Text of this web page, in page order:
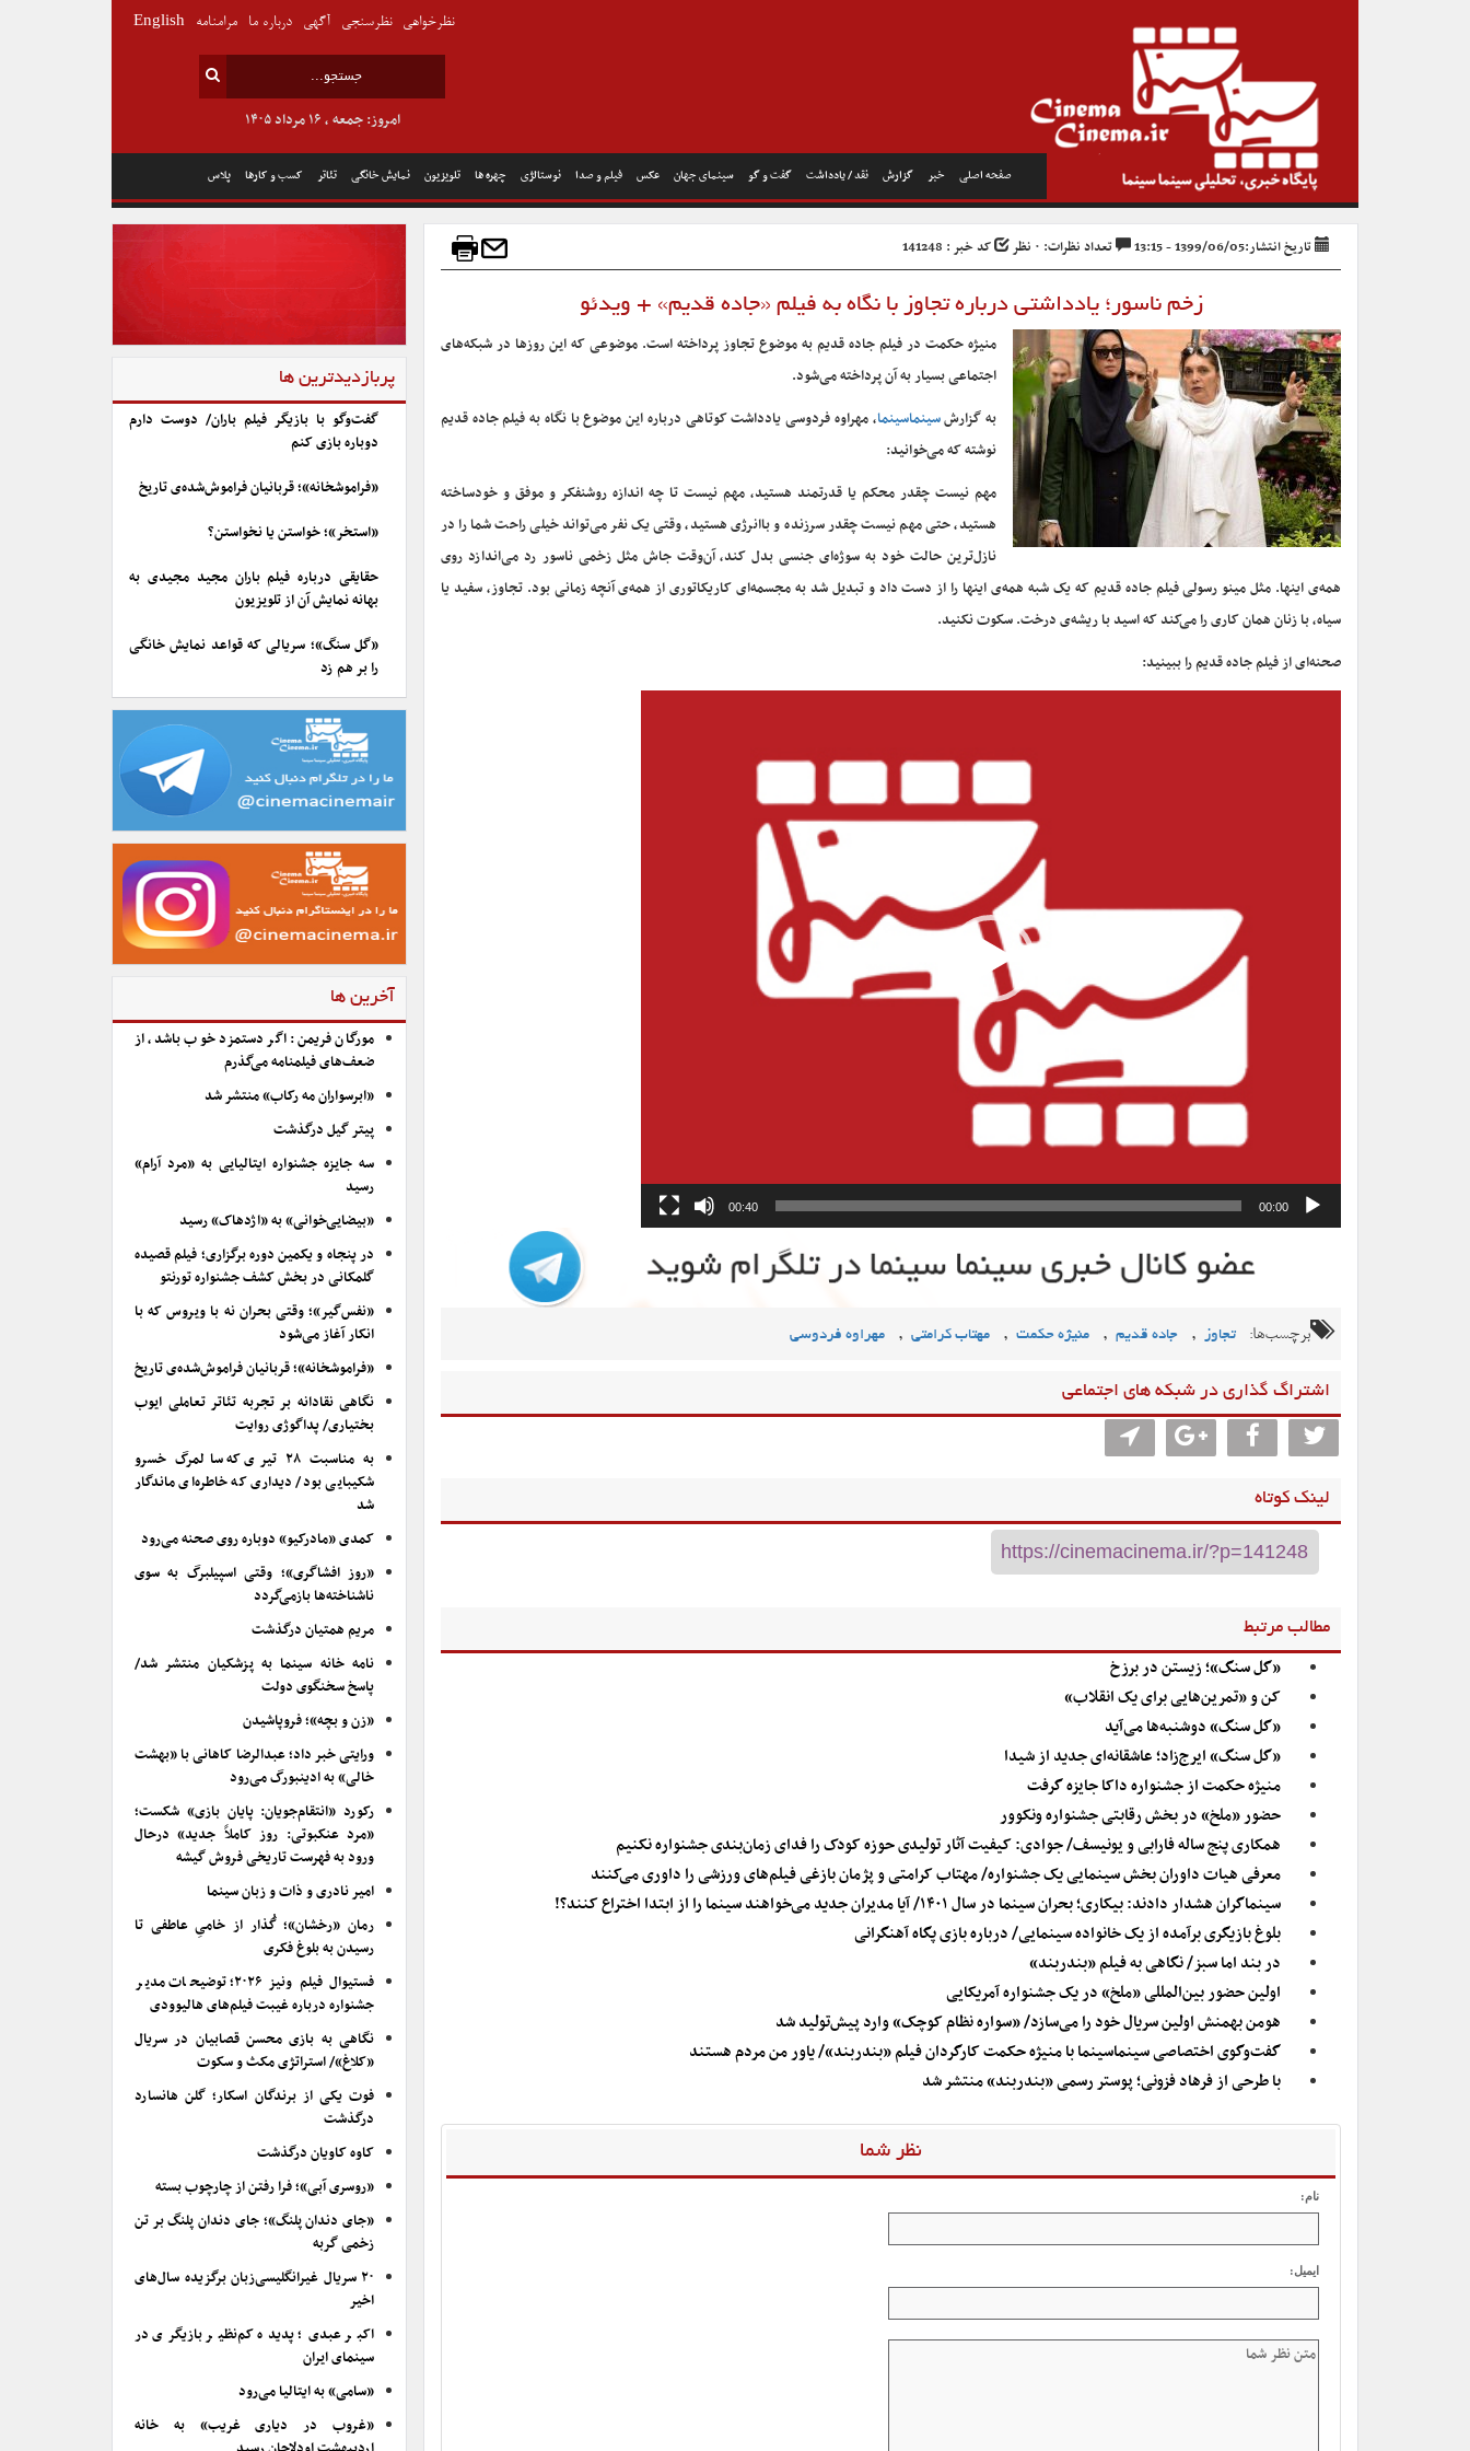
صفحه اصلی خبر گزارش نقد / یادداشت گفت و گو سینمای جهان عکس فیلم و صدا نوستالژی چهره ها تلویزیون نمایش خانگی تئاتر کسب و کارها پلاس
امروز: جمعه , ۱۶ مرداد ۱۴۰۵
نظرخواهی نظرسنجی آگهی درباره ما مرامنامه English
تاریخ انتشار:1399/06/05 - 13:15 تعداد نظرات: ۰ نظر کد خبر : 141248
زخم ناسور؛ یادداشتی درباره تجاوز با نگاه به فیلم «جاده قدیم» + ویدئو
منیژه حکمت در فیلم جاده قدیم به موضوع تجاوز پرداخته است. موضوعی که این روزها در شبکه‌های
اجتماعی بسیار به آن پرداخته می‌شود.
به گزارشسینماسینما، مهراوه فردوسی یادداشت کوتاهی درباره این موضوع با نگاه به فیلم جاده قدیم
نو‌شته که می‌خوانید:
مهم نیست چقدر محکم یا قدرتمند هستید، مهم نیست تا چه اندازه روشنفکر و موفق و خودساخته
هستید، حتی مهم نیست چقدر سرزنده و باانرژی هستید، وقتی یک نفر می‌تواند خیلی راحت شما را در
نازل‌ترین حالت خود به سوژه‌ای جنسی بدل کند، آن‌وقت جاش مثل زخمی ناسور رد می‌اندازد روی
همه‌ی اینها. مثل مینو رسولی فیلم جاده قدیم که یک شبه همه‌ی اینها را از دست داد و تبدیل شد به مجسمه‌ای کاریکاتوری از همه‌ی آنچه زمانی بود. تجاوز، سفید یا
سیاه، با زنان همان کاری را می‌کند که اسید با ریشه‌ی درخت. سکوت نکنید.
صحنه‌ای از فیلم جاده قدیم را ببینید:
00:00
00:40
برچسب‌ها: تجاوز , جاده قدیم , منیژه حکمت , مهتاب کرامتی , مهراوه فردوسی
اشتراگ گذاری در شبکه های اجتماعی
لینک کوتاه
مطالب مرتبط
«گل سنگ»؛ زیستن در برزخ
کن و «تمرین‌هایی برای یک انقلاب»
«گل سنگ» دوشنبه‌ها می‌آید
«گل سنگ» ایرج‌زاد؛ عاشقانه‌ای جدید از شیدا
منیژه حکمت از جشنواره داکا جایزه گرفت
حضور «ملخ» در بخش رقابتی جشنواره ونکوور
همکاری پنج ساله فارابی و یونیسف/ جوادی: کیفیت آثار تولیدی حوزه کودک را فدای زمان‌بندی جشنواره نکنیم
معرفی هیات داوران بخش سینمایی یک جشنواره/ مهتاب کرامتی و پژمان بازغی فیلم‌های ورزشی را داوری می‌کنند
سینماگران هشدار دادند: بیکاری؛ بحران سینما در سال ۱۴۰۱/ آیا مدیران جدید می‌خواهند سینما را از ابتدا اختراع کنند؟!
بلوغ بازیگری برآمده از یک خانواده سینمایی/ درباره بازی پگاه آهنگرانی
در بند اما سبز/ نگاهی به فیلم «بندربند»
اولین حضور بین‌المللی «ملخ» در یک جشنواره آمریکایی
هومن بهمنش اولین سریال خود را می‌سازد/ «سواره نظام کوچک» وارد پیش‌تولید شد
گفت‌وگوی اختصاصی سینماسینما با منیژه حکمت کارگردان فیلم «بندربند»/ یاور من مردم هستند
با طرحی از فرهاد فزونی؛ پوستر رسمی «بندربند» منتشر شد
نظر شما
نام:
ایمیل:
پربازدیدترین ها
گفت‌وگو با بازیگر فیلم باران/ دوست دارم
دوباره بازی کنم
«فراموشخانه»؛ قربانیان فراموش‌شده‌ی تاریخ
«استخر»؛ خواستن یا نخواستن؟
حقایقی درباره فیلم باران مجید مجیدی به
بهانه نمایش آن از تلویزیون
«گل سنگ»؛ سریالی که قواعد نمایش خانگی
را بر هم زد
آخرین ها
مورگان فریمن: اگر دستمزد خوب باشد، از
ضعف‌های فیلمنامه می‌گذرم
«ابرسواران مه رکاب» منتشر شد
پیتر گیل درگذشت
سه جایزه جشنواره ایتالیایی به «مرد آرام»
رسید
«بیضایی‌خوانی» به «اژدهاک» رسید
در پنجاه و یکمین دوره برگزاری؛ فیلم قصیده
گلمکانی در بخش کشف جشنواره تورنتو
«نفس‌گیر»؛ وقتی بحران نه با ویروس که با
انکار آغاز می‌شود
«فراموشخانه»؛ قربانیان فراموش‌شده‌ی تاریخ
نگاهی نقادانه بر تجربه تئاتر تعاملی ایوب
بختیاری/ پداگوژی روایت
به مناسبت ۲۸ تیری که سالمرگ خسرو
شکیبایی بود/ دیداری که خاطره‌ای ماندگار
شد
کمدی «مادرکیو» دوباره روی صحنه می‌رود
«روز افشاگری»؛ وقتی اسپیلبرگ به سوی
ناشناخته‌ها بازمی‌گردد
مریم همتیان درگذشت
نامه خانه سینما به پزشکیان منتشر شد/
پاسخ سخنگوی دولت
«زن و بچه»؛ فروپاشیدن
ورایتی خبر داد؛ عبدالرضا کاهانی با «بهشت
خالی» به ادینبورگ می‌رود
رکورد «انتقام‌جویان: پایان بازی» شکست؛
«مرد عنکبوتی: روز کاملاً جدید» درحال
ورود به فهرست تاریخی فروش گیشه
امیر نادری و ذات و زبان سینما
رمان «رخشان»؛ گُذار از خامیِ عاطفی تا
رسیدن به بلوغ فکری
فستیوال فیلم ونیز ۲۰۲۶؛ توضیحات مدیر
جشنواره درباره غیبت فیلم‌های هالیوودی
نگاهی به بازی محسن قصابیان در سریال
«کلاغ»/ استراتژی مکث و سکوت
فوت یکی از برندگان اسکار؛ گلن هانسارد
درگذشت
کاوه کاویان درگذشت
«روسری آبی»؛ فرا رفتن از چارچوب بسته
«جای دندان پلنگ»؛ جای دندان پلنگ بر تن
زخمی گربه
۲۰ سریال غیرانگلیسی‌زبان برگزیده سال‌های
اخیر
اکبر عبدی؛ پدیده کم‌نظیر بازیگری در
سینمای ایران
«سامی» به ایتالیا می‌رود
«غروب در دیاری غریب» به خانه